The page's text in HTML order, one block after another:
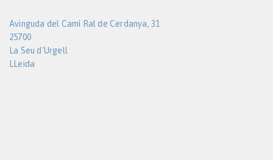
Avinguda del Camí Ral de Cerdanya, 31
25700
La Seu d'Urgell
LLeida